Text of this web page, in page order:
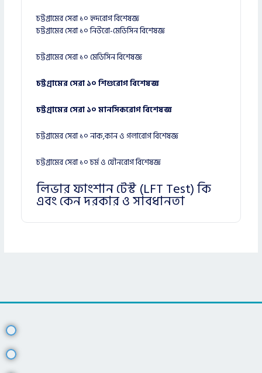
চট্টগ্রামের সেরা ১০ হৃদরোগ বিশেষজ্ঞ
চট্টগ্রামের সেরা ১০ নিউরো-মেডিসিন বিশেষজ্ঞ
চট্টগ্রামের সেরা ১০ মেডিসিন বিশেষজ্ঞ
চট্টগ্রামের সেরা ১০ শিশুরোগ বিশেষজ্ঞ
চট্টগ্রামের সেরা ১০ মানসিকরোগ বিশেষজ্ঞ
চট্টগ্রামের সেরা ১০ নাক,কান ও গলারোগ বিশেষজ্ঞ
চট্টগ্রামের সেরা ১০ চর্ম ও যৌনরোগ বিশেষজ্ঞ
লিভার ফাংশান টেস্ট (LFT Test) কি
এবং কেন দরকার ও সাবধানতা